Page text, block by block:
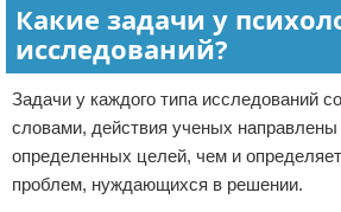
Какие задачи у
исследований?
Задачи у каждого типа исследований
словами, действия ученых
определенных целей, чем и
проблем, нуждающихся в решении.